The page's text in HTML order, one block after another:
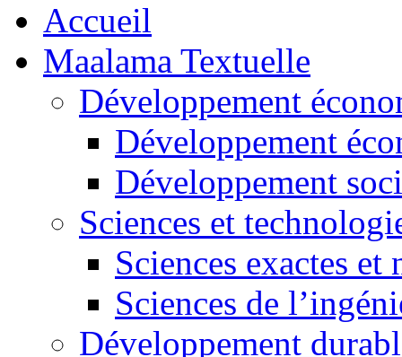
Accueil
Maalama Textuelle
Développement
Développement
Développement
Sciences et
Sciences exactes et
Sciences de
Développement